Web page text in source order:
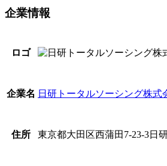
企業情報
ロゴ
企業名 日研トータルソーシング株式
住所 東京都大田区西蒲田7-23-3日